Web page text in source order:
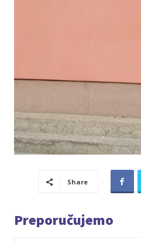
Share
Preporučujemo